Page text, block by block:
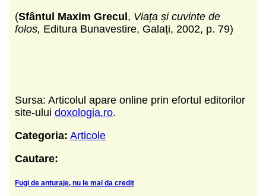
(Sfântul Maxim Grecul, Viața și cuvinte de
folos, Editura Bunavestire, Galați, 2002, p. 79)
Sursa: Articolul apare online prin efortul editorilor
site-ului doxologia.ro.
Categoria: Articole
Cautare:
Fugi de anturaje, nu le mai da credit